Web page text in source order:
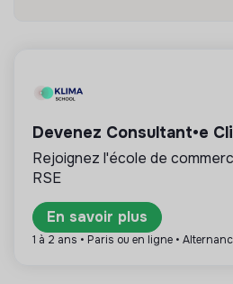
💡 Produits ou services
La mission de cette
des produits ou proposer
responsables alignés avec
transformation écologique et
Devenez Consultant•e
Rejoignez l'école de
RSE
En savoir plus
1 à 2 ans • Paris ou en ligne •